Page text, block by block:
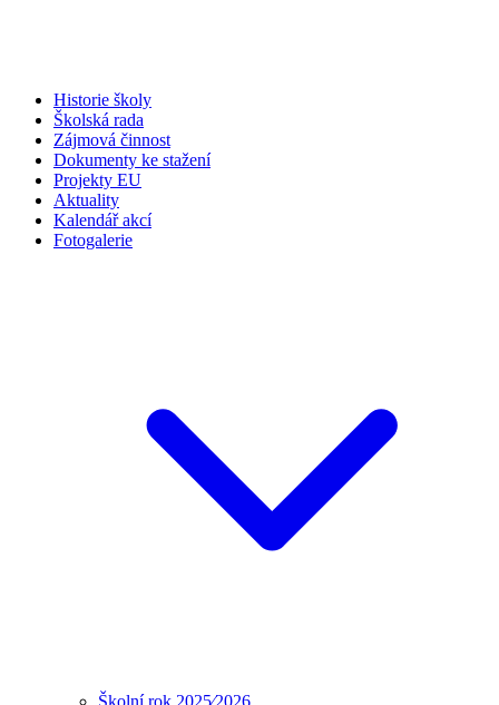
Historie školy
Školská rada
Zájmová činnost
Dokumenty ke stažení
Projekty EU
Aktuality
Kalendář akcí
Fotogalerie
Školní rok 2025⁄2026